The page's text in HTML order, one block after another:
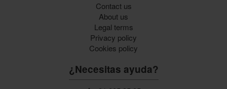
Contact us
About us
Legal terms
Privacy policy
Cookies policy
¿Necesitas ayuda?